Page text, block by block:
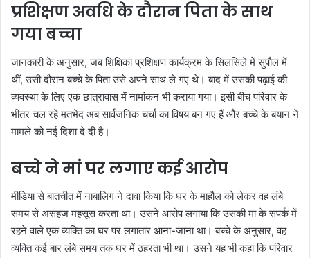
प्रशिक्षण अवधि के दौरान पिता के साथ
गया बच्चा
जानकारी के अनुसार, जब शिक्षिका प्रशिक्षण कार्यक्रम के सिलसिले में सुपौल में
थीं, उसी दौरान बच्चे के पिता उसे अपने साथ ले गए थे। बाद में उसकी पढ़ाई की
व्यवस्था के लिए एक छात्रावास में नामांकन भी कराया गया। इसी बीच परिवार के
भीतर चल रहे मतभेद अब सार्वजनिक चर्चा का विषय बन गए हैं और बच्चे के बयान ने
मामले को नई दिशा दे दी है।
बच्चे ने मां पर लगाए कई आरोप
मीडिया से बातचीत में नाबालिग ने दावा किया कि घर के माहौल को लेकर वह लंबे
समय से असहज महसूस करता था। उसने आरोप लगाया कि उसकी मां के संपर्क में
रहने वाले एक व्यक्ति का घर पर लगातार आना-जाना था। बच्चे के अनुसार, वह
व्यक्ति कई बार लंबे समय तक घर में ठहरता भी था। उसने यह भी कहा कि परिवार